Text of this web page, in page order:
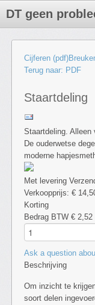
DT geen
Cijferen (pdf)
Terug naar: PDF
Staartdeling
Staartdeling. Alleen
De ouderwetse
moderne
Met levering
Verkoopprijs: €
Korting
Bedrag BTW € 2,52
Ask a question
Beschrijving
Om inzicht te
soort delen